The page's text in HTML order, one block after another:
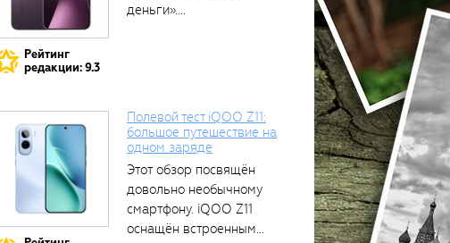
Рейтинг
редакции: 9.3
деньги»....
Полевой тест iQOO Z11:
большое путешествие на
одном заряде
Этот обзор посвящён
довольно необычному
смартфону. iQOO Z11
оснащён встроенным